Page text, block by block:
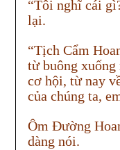
“Tôi nghĩ cái
lại.
“Tịch Cẩm
từ buông xuống
cơ hội, từ nay
của chúng ta,
Ôm Đường
dàng nói.